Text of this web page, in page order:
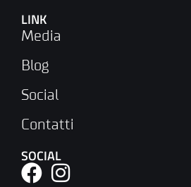
LINK
Media
Blog
Social
Contatti
SOCIAL